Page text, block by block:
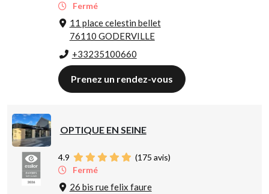
Fermé
11 place celestin bellet
76110 GODERVILLE
+33235100660
Prenez un rendez-vous
OPTIQUE EN SEINE
4.9 (175 avis)
Fermé
26 bis rue felix faure